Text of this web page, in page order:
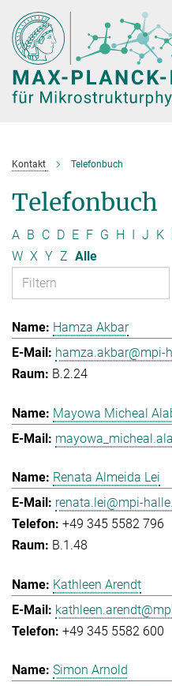
Hauptinhalt
Kontakt Telefonbuch
Telefonbuch
A B C D E F G H I J K
W X Y Z Alle
Hamza Akbar
hamza.akbar@mpi-
B.2.24
Mayowa Micheal
Renata Almeida Lei
renata.lei@mpi-
+49 345 5582 796
B.1.48
Kathleen Arendt
+49 345 5582 600
Simon Arnold